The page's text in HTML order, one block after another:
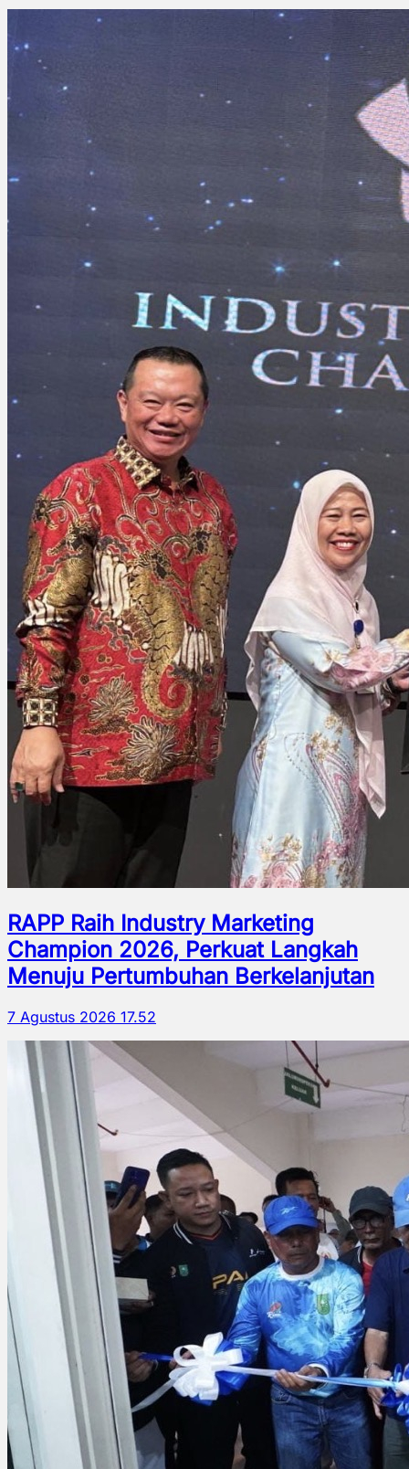
RAPP Raih Industry Marketing
Champion 2026, Perkuat Langkah
Menuju Pertumbuhan Berkelanjutan
7 Agustus 2026 17.52